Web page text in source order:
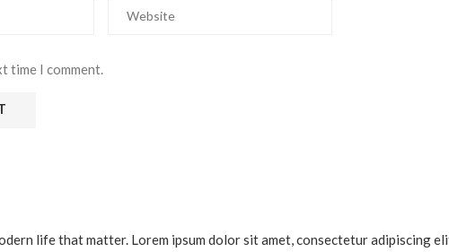
time I comment.
life that matter. Lorem ipsum dolor sit amet, consectetur adipiscing